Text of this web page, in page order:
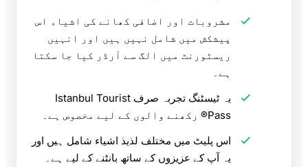
مشروبات اور اضافی کھانے کی اشیاء اس
پیشکش میں شامل نہیں ہیں اور انہیں
ریسٹورنٹ میں الگ سے آرڈر کیا جا سکتا
ہے۔
یہ ٹیسٹنگ تجربہ صرف Istanbul Tourist
Pass® رکھنے والوں کے لیے مخصوص ہے۔
اس پلیٹ میں مختلف لذیذ اشیاء شامل ہیں اور
یہ آپ کے عزیزوں کے ساتھ بانٹنے کے لیے ہے۔